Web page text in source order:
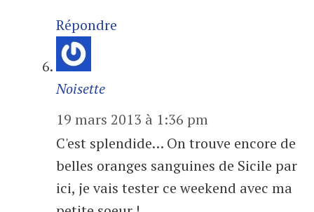
Répondre
Noisette
19 mars 2013 à 1:36 pm
C'est splendide… On trouve encore de
belles oranges sanguines de Sicile par
ici, je vais tester ce weekend avec ma